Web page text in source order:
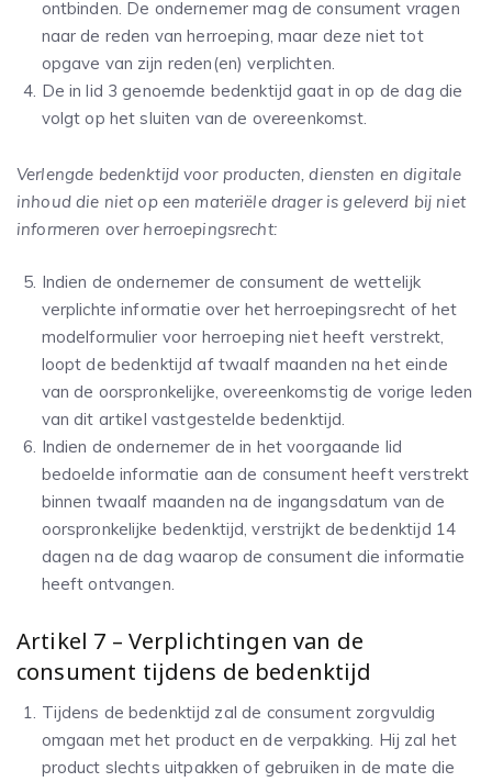
ontbinden. De ondernemer mag de consument vragen
naar de reden van herroeping, maar deze niet tot
opgave van zijn reden(en) verplichten.
De in lid 3 genoemde bedenktijd gaat in op de dag die
volgt op het sluiten van de overeenkomst.
Verlengde bedenktijd voor producten, diensten en digitale
inhoud die niet op een materiële drager is geleverd bij niet
informeren over herroepingsrecht:
Indien de ondernemer de consument de wettelijk
verplichte informatie over het herroepingsrecht of het
modelformulier voor herroeping niet heeft verstrekt,
loopt de bedenktijd af twaalf maanden na het einde
van de oorspronkelijke, overeenkomstig de vorige leden
van dit artikel vastgestelde bedenktijd.
Indien de ondernemer de in het voorgaande lid
bedoelde informatie aan de consument heeft verstrekt
binnen twaalf maanden na de ingangsdatum van de
oorspronkelijke bedenktijd, verstrijkt de bedenktijd 14
dagen na de dag waarop de consument die informatie
heeft ontvangen.
Artikel 7 – Verplichtingen van de
consument tijdens de bedenktijd
Tijdens de bedenktijd zal de consument zorgvuldig
omgaan met het product en de verpakking. Hij zal het
product slechts uitpakken of gebruiken in de mate die